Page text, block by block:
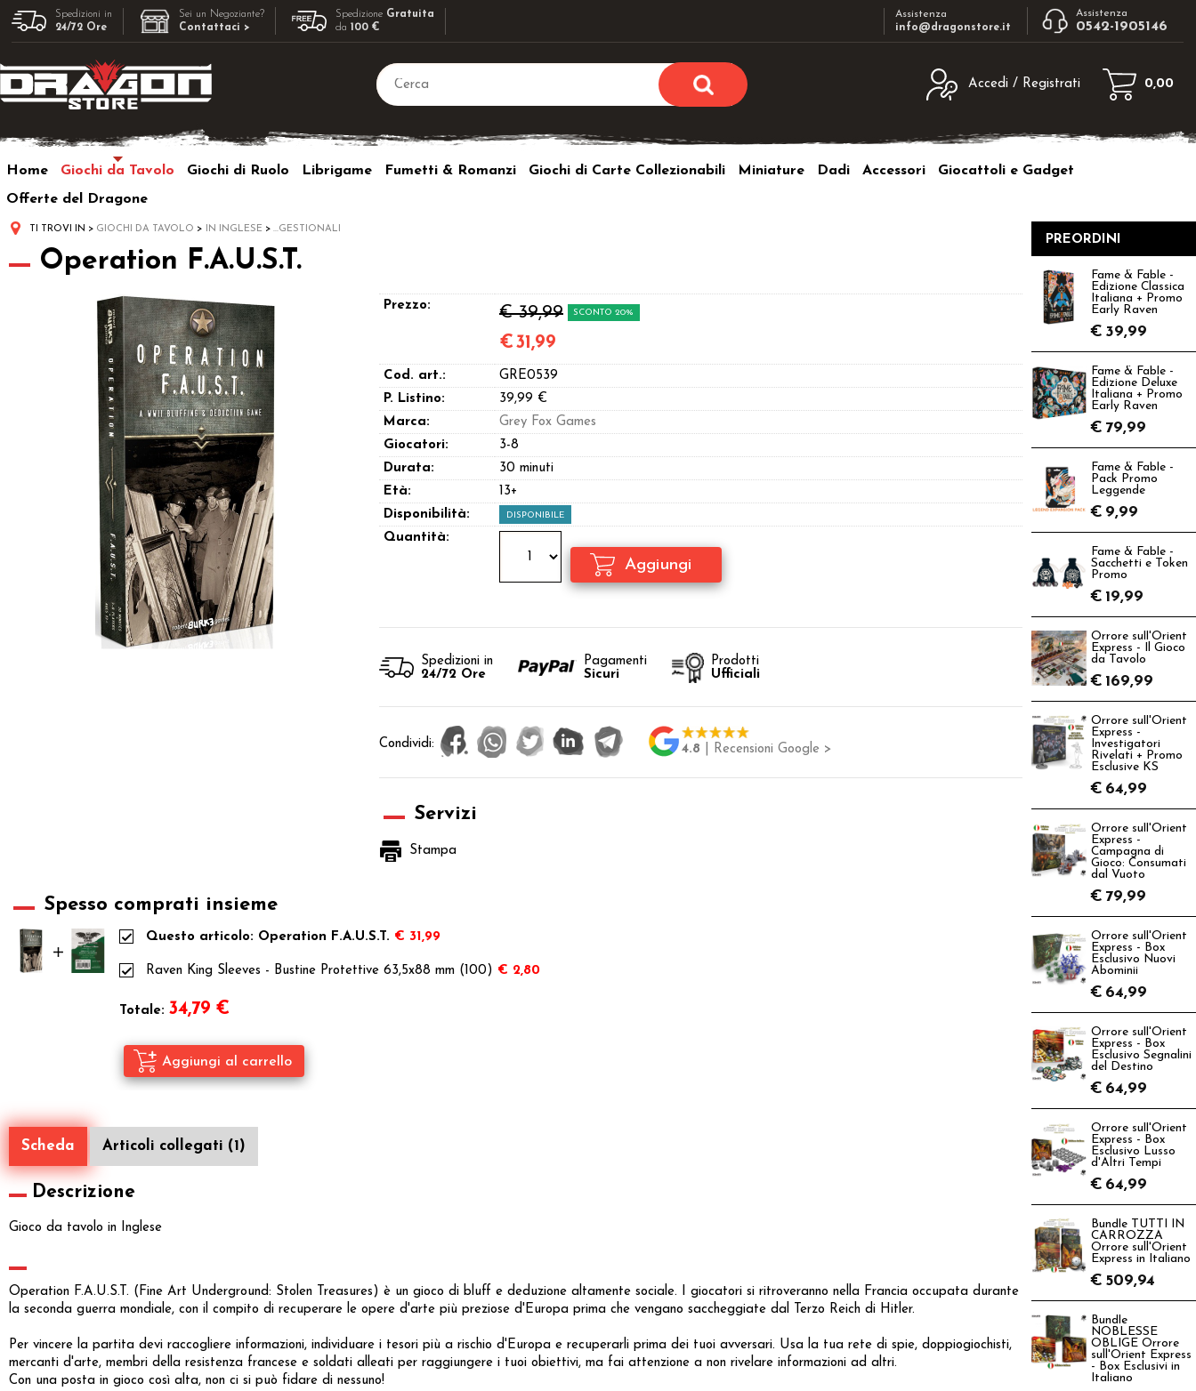
Spedizioni in
24/72 Ore
Sei un Negoziante?
Contattaci >
Spedizione Gratuita
da100 €
Assistenza
info@dragonstore.it
Assistenza
0542-1905146
Accedi / Registrati
utente e la password e poi clicca sul
Hai perso la password?
sito clicca sul pulsante "Registrati"
0,00
Home Giochi da Tavolo Giochi di Ruolo Librigame Fumetti & Romanzi Giochi di Carte Collezionabili Miniature Dadi Accessori
Giocattoli e Gadget
Offerte del Dragone
TI TROVI IN GIOCHI DA TAVOLO IN INGLESE ...GESTIONALI
Operation F.A.U.S.T.
Prezzo: € 39,99 SCONTO 20%
€31,99
Cod. art.:
GRE0539
P. Listino:
39,99 €
Marca:
Grey Fox Games
Giocatori:
3-8
Durata:
30 minuti
Età:
13+
Disponibilità:
DISPONIBILE
Quantità:
Spedizioni in
24/72 Ore
Pagamenti
Sicuri
Prodotti
Ufficiali
Condividi: 4.8 | Recensioni Google >
Servizi
Stampa
Spesso comprati insieme
Questo articolo: Operation F.A.U.S.T. € 31,99
Raven King Sleeves - Bustine Protettive 63,5x88 mm (100) € 2,80
Totale: 34,79 €
Scheda Articoli collegati (1)
Descrizione
Gioco da tavolo in Inglese
Operation F.A.U.S.T. (Fine Art Underground: Stolen Treasures) è un gioco di bluff e deduzione altamente sociale. I giocatori si ritroveranno nella Francia occupata durante
la seconda guerra mondiale, con il compito di recuperare le opere d'arte più preziose d'Europa prima che vengano saccheggiate dal Terzo Reich di Hitler.
Per vincere la partita devi raccogliere informazioni, individuare i tesori più a rischio d'Europa e recuperarli prima dei tuoi avversari. Usa la tua rete di spie, doppiogiochisti,
mercanti d'arte, membri della resistenza francese e soldati alleati per raggiungere i tuoi obiettivi, ma fai attenzione a non rivelare informazioni ad altri.
Con una posta in gioco così alta, non ci si può fidare di nessuno!
PREORDINI
Fame & Fable -
Edizione Classica
Italiana + Promo
Early Raven
€ 39,99
Fame & Fable -
Edizione Deluxe
Italiana + Promo
Early Raven
€ 79,99
Fame & Fable -
Pack Promo
Leggende
€ 9,99
Fame & Fable -
Sacchetti e Token
Promo
€ 19,99
Orrore sull'Orient
Express - Il Gioco
da Tavolo
€ 169,99
Orrore sull'Orient
Express -
Investigatori
Rivelati + Promo
Esclusive KS
€ 64,99
Orrore sull'Orient
Express -
Campagna di
Gioco: Consumati
dal Vuoto
€ 79,99
Orrore sull'Orient
Express - Box
Esclusivo Nuovi
Abominii
€ 64,99
Orrore sull'Orient
Express - Box
Esclusivo Segnalini
del Destino
€ 64,99
Orrore sull'Orient
Express - Box
Esclusivo Lusso
d'Altri Tempi
€ 64,99
Bundle TUTTI IN
CARROZZA
Orrore sull'Orient
Express in Italiano
€ 509,94
Bundle
NOBLESSE
OBLIGE Orrore
sull'Orient Express
- Box Esclusivi in
Italiano